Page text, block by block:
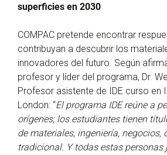
superficies en 2030
COMPAC pretende encontrar
contribuyan a descubrir los
innovadores del futuro. Según
profesor y líder del programa, Dr.
Profesor asistente de IDE curso en
London: “El programa IDE reúne a
orígenes; los estudiantes tienen
de materiales, ingeniería, negocios,
tradicional. Y todas estas personas